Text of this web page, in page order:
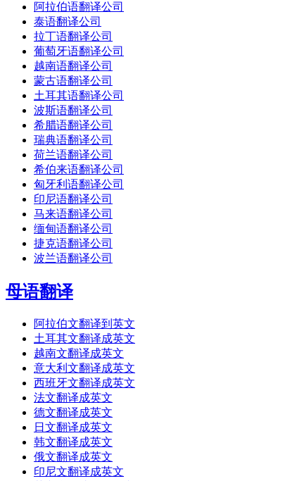
阿拉伯语翻译公司
泰语翻译公司
拉丁语翻译公司
葡萄牙语翻译公司
越南语翻译公司
蒙古语翻译公司
土耳其语翻译公司
波斯语翻译公司
希腊语翻译公司
瑞典语翻译公司
荷兰语翻译公司
希伯来语翻译公司
匈牙利语翻译公司
印尼语翻译公司
马来语翻译公司
缅甸语翻译公司
捷克语翻译公司
波兰语翻译公司
母语翻译
阿拉伯文翻译到英文
土耳其文翻译成英文
越南文翻译成英文
意大利文翻译成英文
西班牙文翻译成英文
法文翻译成英文
德文翻译成英文
日文翻译成英文
韩文翻译成英文
俄文翻译成英文
印尼文翻译成英文